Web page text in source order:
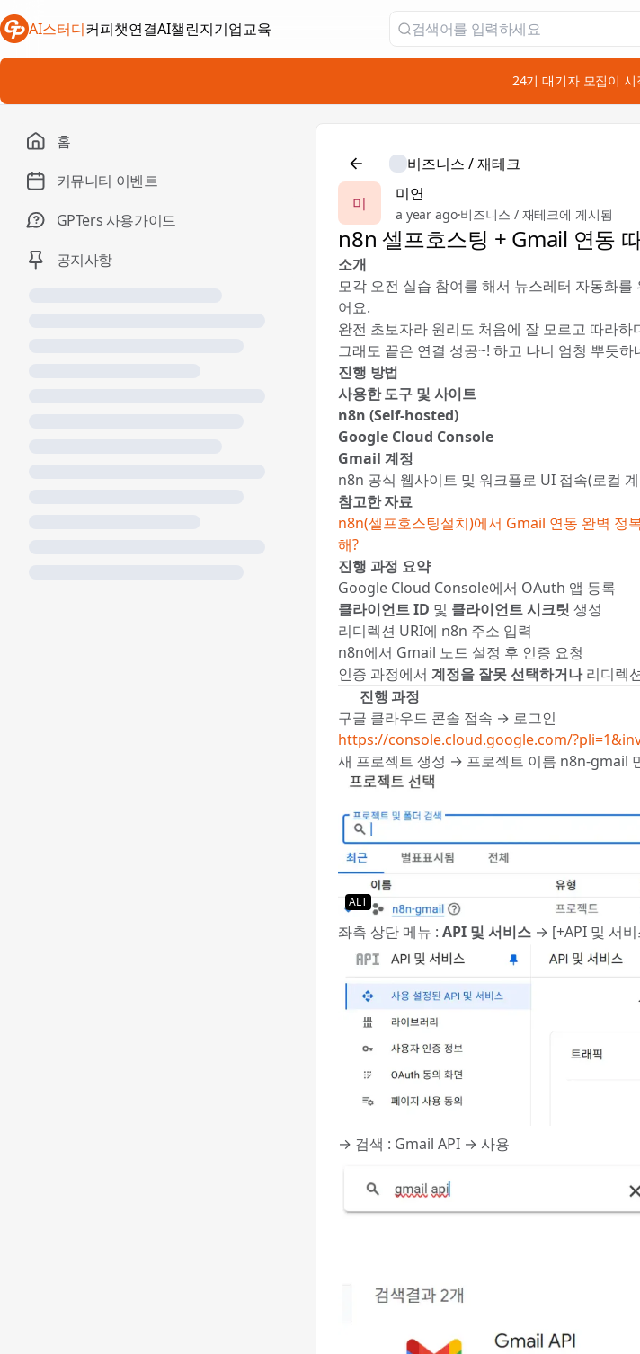
AI스터디커피챗연결
새 탭에서 열림AI챌린지
새 탭에서 열림
기업교육
새 탭에서 열림
📣 24기 대기자 모집이
홈
커뮤니티 이벤트
GPTers 사용가이드
공지사항
비즈니스 / 재테크
미
미연
a year ago·비즈니스 / 재테크에 게시됨
n8n 셀프호스팅 + Gmail 연동
소개
모각 오전 실습 참여를 해서 뉴스레터 자동화
어요.
완전 초보자라 원리도 처음에 잘 모르고 따라하
그래도 끝은 연결 성공~! 하고 나니 엄청 뿌듯하
진행 방법
사용한 도구 및 사이트
n8n (Self-hosted)
Google Cloud Console
Gmail 계정
n8n 공식 웹사이트 및 워크플로 UI 접속(로컬
참고한 자료
n8n(셀프호스팅설치)에서 Gmail 연동 완벽 정
해?
진행 과정 요약
Google Cloud Console에서 OAuth 앱 등록
클라이언트 ID 및 클라이언트 시크릿 생성
리디렉션 URI에 n8n 주소 입력
n8n에서 Gmail 노드 설정 후 인증 요청
인증 과정에서 계정을 잘못 선택하거나리디렉
🎯 진행 과정
구글 클라우드 콘솔 접속 → 로그인
https://console.cloud.google.com/
새 프로젝트 생성 → 프로젝트 이름 n8n-gmail
ALT
좌측 상단 메뉴 : API 및 서비스 → [+API 및 서
→ 검색 : Gmail API → 사용